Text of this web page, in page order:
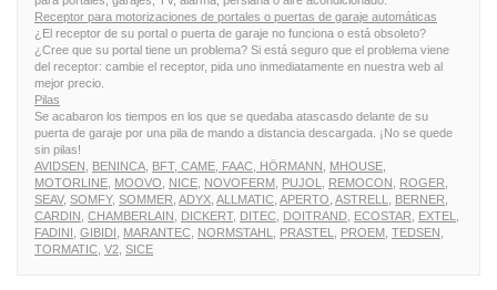
Receptor para motorizaciones de portales o puertas de garaje automáticas
¿El receptor de su portal o puerta de garaje no funciona o está obsoleto?
¿Cree que su portal tiene un problema? Si está seguro que el problema viene
del receptor: cambie el receptor, pida uno inmediatamente en nuestra web al
mejor precio.
Pilas
Se acabaron los tiempos en los que se quedaba atascasdo delante de su
puerta de garaje por una pila de mando a distancia descargada. ¡No se quede
sin pilas!
AVIDSEN,
BENINCA, BFT, CAME, FAAC, HÖRMANN,
MHOUSE,
MOTORLINE, MOOVO, NICE, NOVOFERM, PUJOL, REMOCON,
ROGER,
SEAV, SOMFY, SOMMER, ADYX, ALLMATIC, APERTO, ASTRELL,
BERNER,
CARDIN, CHAMBERLAIN, DICKERT, DITEC, DOITRAND, ECOSTAR,
EXTEL,
FADINI, GIBIDI, MARANTEC, NORMSTAHL, PRASTEL, PROEM, TEDSEN,
TORMATIC, V2, SICE